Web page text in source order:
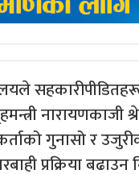
गुनासो र
प्रक्रिया बढाउन